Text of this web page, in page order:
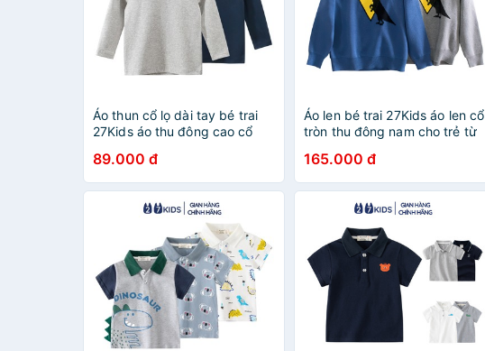
Áo thun cổ lọ dài tay bé trai
27Kids áo thu đông cao cổ
BLTN1
89.000 đ
Áo len bé trai 27Kids áo len cổ
tròn thu đông nam cho trẻ từ
165.000 đ